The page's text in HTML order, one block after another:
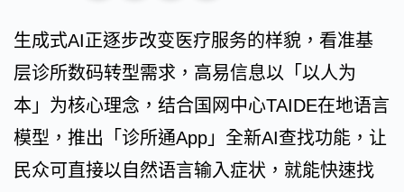
生成式AI正逐步改变医疗服务的样貌，看准基
层诊所数码转型需求，高易信息以「以人为
本」为核心理念，结合国网中心TAIDE在地语言
模型，推出「诊所通App」全新AI查找功能，让
民众可直接以自然语言输入症状，就能快速找